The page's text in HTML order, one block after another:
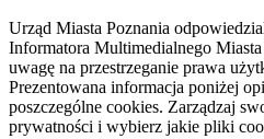
Urząd Miasta Poznania
Informatora Multimedialnego
uwagę na przestrzeganie prawa
Prezentowana informacja poniżej
poszczególne cookies. Zarządzaj
prywatności i wybierz jakie pliki